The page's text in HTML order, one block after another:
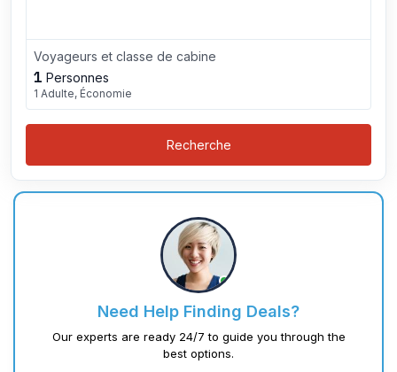
Voyageurs et classe de cabine
1 Personnes
1 Adulte, Économie
Recherche
Need Help Finding Deals?
Our experts are ready 24/7 to guide you through the
best options.